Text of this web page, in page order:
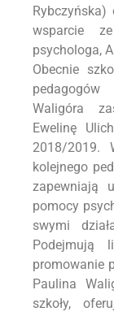
wsparcie
psychologa,
Obecnie
Waligóra
Ewelinę
2018/2019.
kolejnego
zapewniają
pomocy
swymi
Podejmują
promowanie
Paulina
szkoły,